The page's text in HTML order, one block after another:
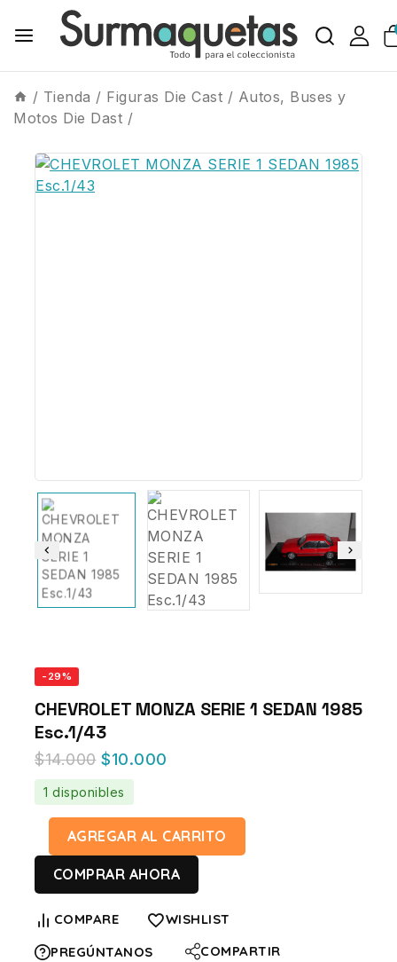
/ Tienda / Figuras Die Cast / Autos, Buses y
Motos Die Dast /
-29%
CHEVROLET MONZA SERIE 1 SEDAN 1985
Esc.1/43
$14.000 $10.000
1 disponibles
AGREGAR AL CARRITO
COMPRAR AHORA
COMPARE
WISHLIST
PREGÚNTANOS
COMPARTIR